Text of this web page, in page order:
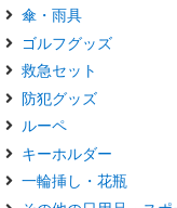
傘・雨具
ゴルフグッズ
救急セット
防犯グッズ
ルーペ
キーホルダー
一輪挿し・花瓶